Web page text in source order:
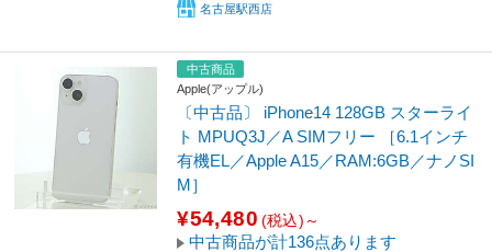
名古屋駅西店
中古商品
Apple(アップル)
〔中古品〕 iPhone14 128GB スターライ
ト MPUQ3J／A SIMフリー ［6.1インチ
有機EL／Apple A15／RAM:6GB／ナノSI
M］
¥54,480 (税込)～
中古商品が計136点あります